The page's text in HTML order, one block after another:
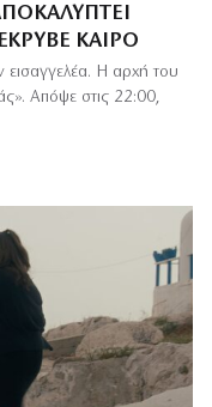
ΚΑΙΡΌ
εισαγγελέα. Η αρχή του
Απόψε στις 22:00,